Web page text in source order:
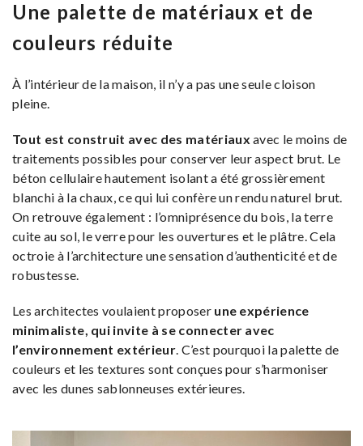
Une palette de matériaux et de
couleurs réduite
À l’intérieur de la maison, il n’y a pas une seule cloison
pleine.
Tout est construit avec des matériauxavec le moins de
traitements possibles pour conserver leur aspect brut. Le
béton cellulaire hautement isolant a été grossièrement
blanchi à la chaux, ce qui lui confère un rendu naturel brut.
On retrouve également : l’omniprésence du bois, la terre
cuite au sol, le verre pour les ouvertures et le plâtre. Cela
octroie à l’architecture une sensation d’authenticité et de
robustesse.
Les architectes voulaient proposer une expérience
minimaliste, qui invite à se connecter avec
l’environnement extérieur. C’est pourquoi la palette de
couleurs et les textures sont conçues pour s’harmoniser
avec les dunes sablonneuses extérieures.